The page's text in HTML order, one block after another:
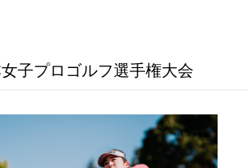
子プロゴルフ選手権大会